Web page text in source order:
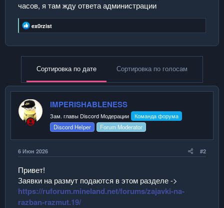
часов, я там жду ответа администрации
Р
е
к
ц
ex0rzist
Сортировка по дате Сортировка по голосам
IMPERISHABLENESS
Зам. главы Discord Модерации
Команда форума
Discord Helper
Forum Moderator
6 Июн 2026 #2
Привет!
Заявки на размут подаются в этом разделе ->
https://ruforum.mineland.net/forums/zajavki-na-
razban-razmut.19/